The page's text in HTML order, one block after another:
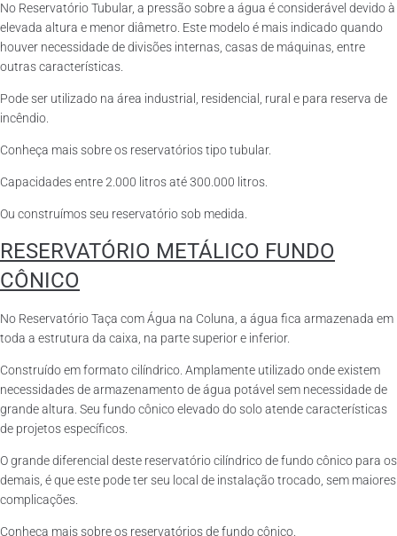
No Reservatório Tubular, a pressão sobre a água é considerável devido à
elevada altura e menor diâmetro. Este modelo é mais indicado quando
houver necessidade de divisões internas, casas de máquinas, entre
outras características.
Pode ser utilizado na área industrial, residencial, rural e para reserva de
incêndio.
Conheça mais sobre os reservatórios tipo tubular.
Capacidades entre 2.000 litros até 300.000 litros.
Ou construímos seu reservatório sob medida.
RESERVATÓRIO METÁLICO FUNDO
CÔNICO
No Reservatório Taça com Água na Coluna, a água fica armazenada em
toda a estrutura da caixa, na parte superior e inferior.
Construído em formato cilíndrico. Amplamente utilizado onde existem
necessidades de armazenamento de água potável sem necessidade de
grande altura. Seu fundo cônico elevado do solo atende características
de projetos específicos.
O grande diferencial deste reservatório cilíndrico de fundo cônico para os
demais, é que este pode ter seu local de instalação trocado, sem maiores
complicações.
Conheça mais sobre os reservatórios de fundo cônico.